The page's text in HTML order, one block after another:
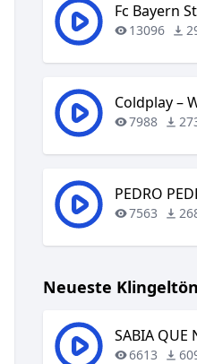
13096
Coldplay –
7988
PEDRO
7563
Neueste
SABIA QUE
6613